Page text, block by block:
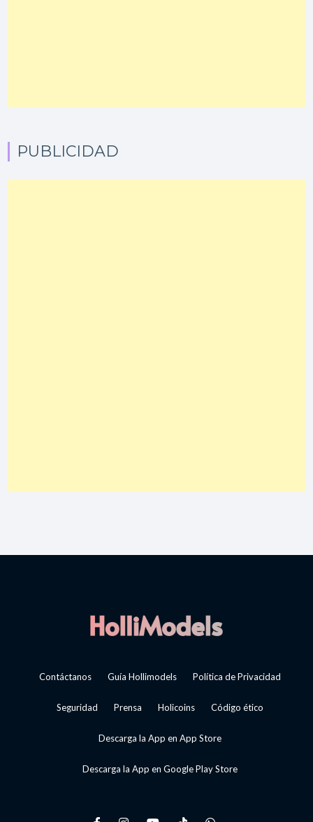
PUBLICIDAD
Contáctanos Guía Hollimodels Política de Privacidad
Seguridad Prensa Holicoins Código ético
Descarga la App en App Store
Descarga la App en Google Play Store